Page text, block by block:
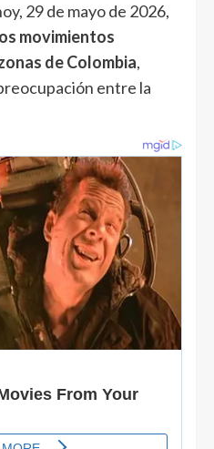
29 de mayo de 2026,
movimientos
de Colombia,
entre la